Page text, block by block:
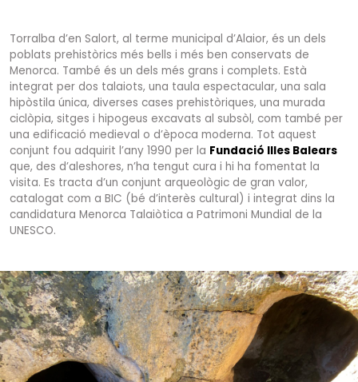
Torralba d’en Salort, al terme municipal d’Alaior, és un dels
poblats prehistòrics més bells i més ben conservats de
Menorca. També és un dels més grans i complets. Està
integrat per dos talaiots, una taula espectacular, una sala
hipòstila única, diverses cases prehistòriques, una murada
ciclòpia, sitges i hipogeus excavats al subsòl, com també per
una edificació medieval o d’època moderna. Tot aquest
conjunt fou adquirit l’any 1990 per la Fundació Illes Balears
que, des d’aleshores, n’ha tengut cura i hi ha fomentat la
visita. Es tracta d’un conjunt arqueològic de gran valor,
catalogat com a BIC (bé d’interès cultural) i integrat dins la
candidatura Menorca Talaiòtica a Patrimoni Mundial de la
UNESCO.